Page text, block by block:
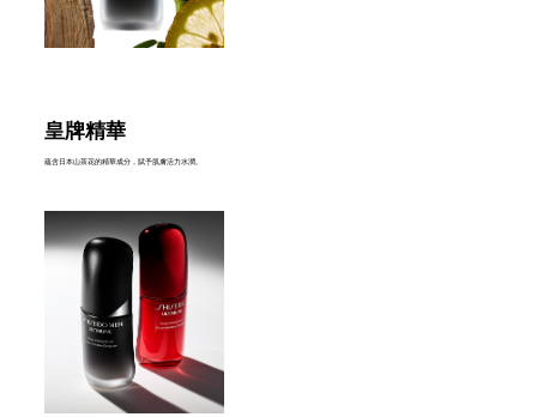
皇牌精華
蘊含日本山茶花的精華成分，賦予肌膚活力水潤。